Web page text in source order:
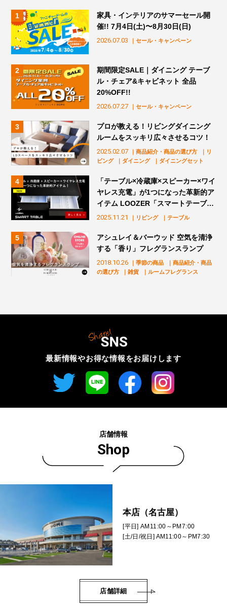
2026.07.03 ｜セール・キャンペーン
家具・インテリアのサマーセール開
催!! 7月4日(土)〜8月30日(日)
2026.07.27 ｜セール・キャンペーン
期間限定SALE｜ダイニング テーブ
ル・チェア&キャビネット 全品
20%OFF!!
2025.02.07 ｜商品紹介・商品の選び方
｜リ
ビング
｜ダイニング ｜ダイニングセット
プロが教える！リビングダイニング
ルームをスッキリ広々させるコツ！
2025.11.21 ｜リビング ｜テーブル
「テーブル×冷蔵庫×スピーカー×ワイ
ヤレス充電」が1つになった革新的ア
イテム LOOZER「スマートテーブ
ル」販売スタート！
2018.10.26 ｜季節の商品
｜商品紹介・商品
の選び方
｜雑貨 ｜ルームフレグランス
アシュレイ＆バーウッド 空気を清浄
する「香り」フレグランスランプ
店舗情報
Shop
本店（名古屋）
[平日] AM11:00～PM7:00
[土/日/祝日] AM11:00～PM7:30
店舗詳細
最新情報やお得な情報をお届けします